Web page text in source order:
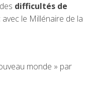
difficultés de
avec le Millénaire de la
monde » par